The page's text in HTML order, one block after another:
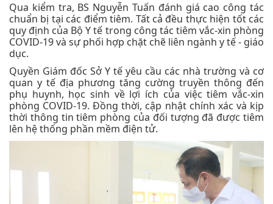
Qua kiểm tra, BS Nguyễn Tuấn đánh giá cao công tác
chuẩn bị tại các điểm tiêm. Tất cả đều thực hiện tốt các
quy định của Bộ Y tế trong công tác tiêm vắc-xin phòng
COVID-19 và sự phối hợp chặt chẽ liên ngành y tế - giáo
dục.
Quyền Giám đốc Sở Y tế yêu cầu các nhà trường và cơ
quan y tế địa phương tăng cường truyền thông đến
phụ huynh, học sinh về lợi ích của việc tiêm vắc-xin
phòng COVID-19. Đồng thời, cập nhật chính xác và kịp
thời thông tin tiêm phòng của đối tượng đã được tiêm
lên hệ thống phần mềm điện tử.